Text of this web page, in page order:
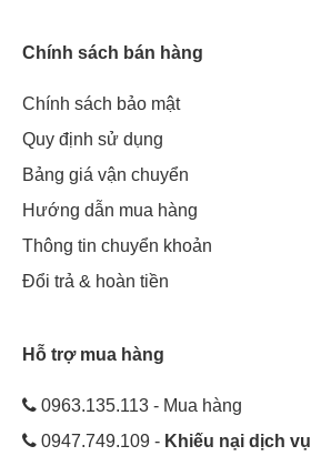
Chính sách bán hàng
Chính sách bảo mật
Quy định sử dụng
Bảng giá vận chuyển
Hướng dẫn mua hàng
Thông tin chuyển khoản
Đổi trả & hoàn tiền
Hỗ trợ mua hàng
0963.135.113 - Mua hàng
0947.749.109 - Khiếu nại dịch vụ